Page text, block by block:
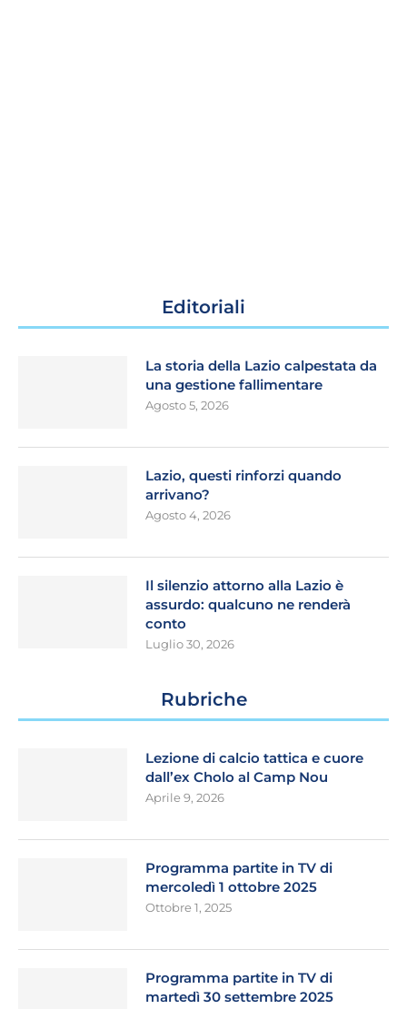
Editoriali
La storia della Lazio calpestata da
una gestione fallimentare
Agosto 5, 2026
Lazio, questi rinforzi quando
arrivano?
Agosto 4, 2026
Il silenzio attorno alla Lazio è
assurdo: qualcuno ne renderà
conto
Luglio 30, 2026
Rubriche
Lezione di calcio tattica e cuore
dall’ex Cholo al Camp Nou
Aprile 9, 2026
Programma partite in TV di
mercoledì 1 ottobre 2025
Ottobre 1, 2025
Programma partite in TV di
martedì 30 settembre 2025